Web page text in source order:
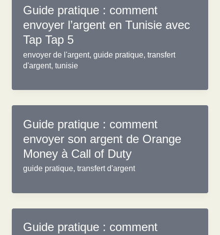
Guide pratique : comment
envoyer l’argent en Tunisie avec
Tap Tap 5
envoyer de l'argent,guide pratique,transfert
d'argent,tunisie
Guide pratique : comment
envoyer son argent de Orange
Money à Call of Duty
guide pratique,transfert d'argent
Guide pratique : comment